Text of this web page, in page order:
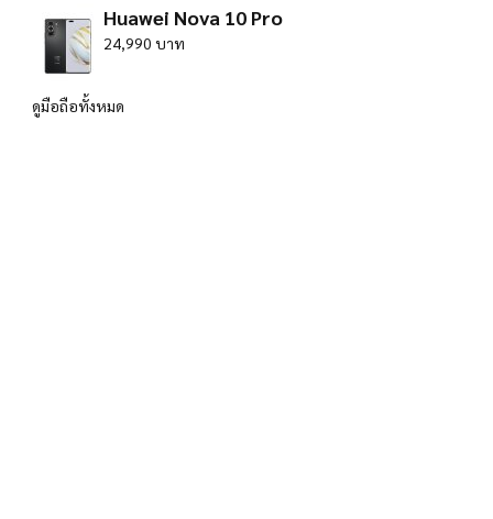
Huawei Nova 10 Pro
24,990 บาท
ดูมือถือทั้งหมด